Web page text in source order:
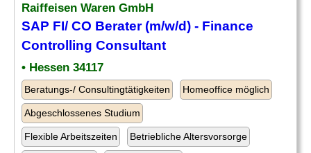
Raiffeisen Waren GmbH
SAP FI/ CO Berater(m/w/d) - Finance
Controlling Consultant
• Hessen 34117
Beratungs-/ Consultingtätigkeiten Homeoffice möglich
Abgeschlossenes Studium
Flexible Arbeitszeiten Betriebliche Altersvorsorge